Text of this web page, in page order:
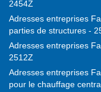
2454Z
Adresses entreprises
parties de structures -
Adresses entreprises
2512Z
Adresses entreprises
pour le chauffage